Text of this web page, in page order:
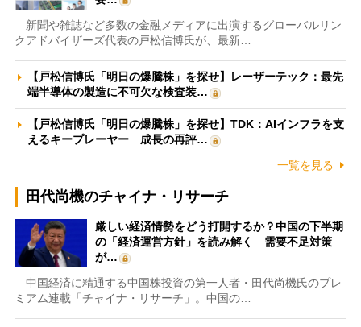
新聞や雑誌など多数の金融メディアに出演するグローバルリン
クアドバイザーズ代表の戸松信博氏が、最新…
【戸松信博氏「明日の爆騰株」を探せ】レーザーテック：最先
端半導体の製造に不可欠な検査装…
【戸松信博氏「明日の爆騰株」を探せ】TDK：AIインフラを支
えるキープレーヤー 成長の再評…
一覧を見る
田代尚機のチャイナ・リサーチ
厳しい経済情勢をどう打開するか？中国の下半期
の「経済運営方針」を読み解く 需要不足対策
が…
中国経済に精通する中国株投資の第一人者・田代尚機氏のプレ
ミアム連載「チャイナ・リサーチ」。中国の…